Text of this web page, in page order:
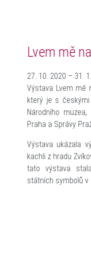
Lvem mě
27. 10. 2020 – 31.
Výstava Lvem mě
který je s
Národního
Praha a Správy
Výstava ukázala
kachli z hradu
tato výstava
státních symbolů v